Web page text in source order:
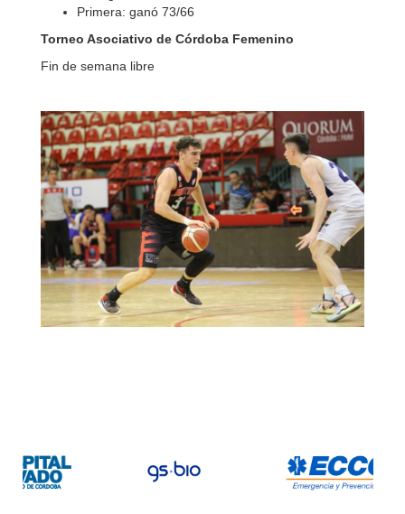
Primera: ganó 73/66
Torneo Asociativo de Córdoba Femenino
Fin de semana libre